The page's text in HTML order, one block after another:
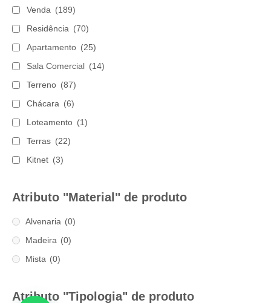
Venda (189)
Residência (70)
Apartamento (25)
Sala Comercial (14)
Terreno (87)
Chácara (6)
Loteamento (1)
Terras (22)
Kitnet (3)
Atributo "Material" de produto
Alvenaria (0)
Madeira (0)
Mista (0)
Atributo "Tipologia" de produto